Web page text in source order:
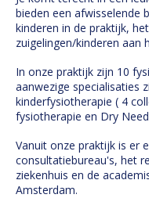
bieden een afwisselende
kinderen in de praktijk,
zuigelingen/kinderen aan
In onze praktijk zijn 10
aanwezige specialisaties
kinderfysiotherapie ( 4
fysiotherapie en Dry
Vanuit onze praktijk is er
consultatiebureau's, het
ziekenhuis en de
Amsterdam.